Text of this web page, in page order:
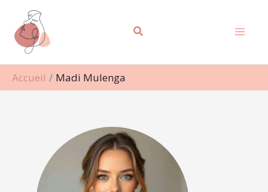
contenu
Accueil Madi Mulenga